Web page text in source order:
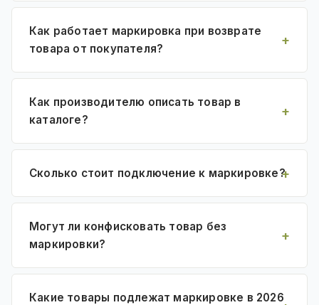
Как работает маркировка при возврате
товара от покупателя?
Как производителю описать товар в
каталоге?
Сколько стоит подключение к маркировке?
Могут ли конфисковать товар без
маркировки?
Какие товары подлежат маркировке в 2026